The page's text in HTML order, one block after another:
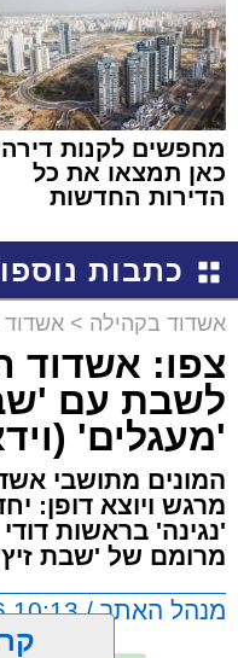
מחפשים לקנות
כאן תמצאו את כל
הדירות החדשות
כתבות
אשדוד בקהילה > אשדוד
צפו: אשדוד
לשבת עם
'מעגלים'
המונים מתושבי
מרגש ויוצא דופן:
'נגינה' בראשות
מרומם של 'שבת זיץ'
מנהל האתר / 10:13 07.08.26